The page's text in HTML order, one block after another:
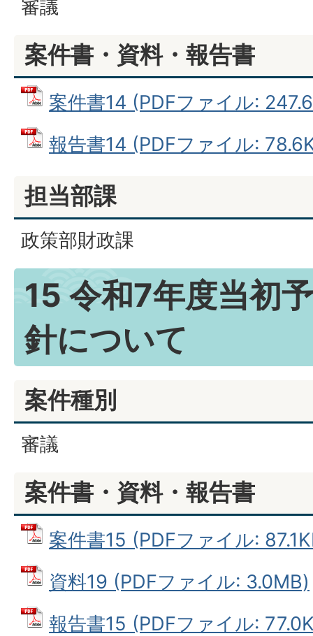
審議
案件書・資料・報告書
案件書14 (PDFファイル:
報告書14 (PDFファイル:
担当部課
政策部財政課
15 令和7年度当初
針について
案件種別
審議
案件書・資料・報告書
案件書15 (PDFファイル:
資料19 (PDFファイル: 3.0MB)
報告書15 (PDFファイル: